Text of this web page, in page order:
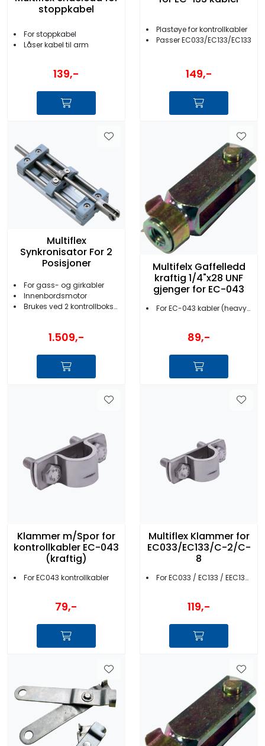
stoppkabel
For stoppkabel
Låser kabel til arm
139,-
Plastøye for kontrollkabler
Passer EC033/EC133/EC133
149,-
Multiflex
Synkronisator For 2
Posisjoner
For gass- og girkabler
Innenbordsmotor
Brukes ved 2 kontrollbokser
1.509,-
Multifelx Gaffelledd
kraftig 1/4"x28 UNF
gjenger for EC-043
For EC-043 kabler (heavy duty)
89,-
Klammer m/Spor for
kontrollkabler EC-043
(kraftig)
For EC043 kontrollkabler
79,-
Multiflex Klammer for
EC033/EC133/C-2/C-
8
For EC033 / EC133 / EEC133 kontrollkabler
119,-